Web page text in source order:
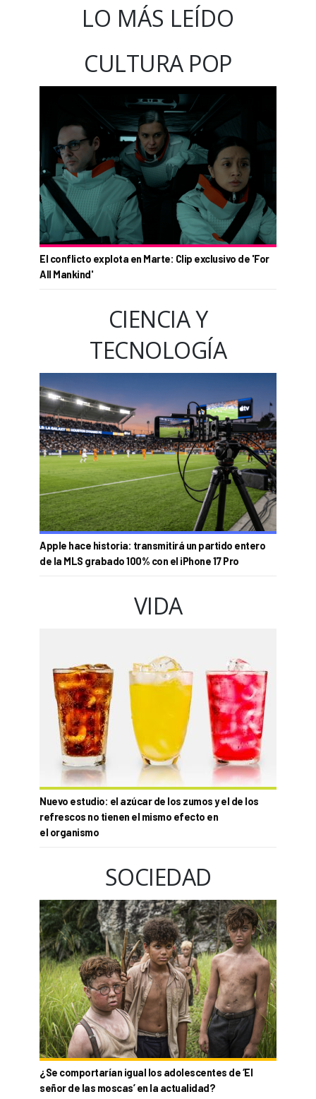
LO MÁS LEÍDO
CULTURA POP
El conflicto explota en Marte: Clip exclusivo de 'For
All Mankind'
CIENCIA Y
TECNOLOGÍA
Apple hace historia: transmitirá un partido entero
de la MLS grabado 100% con el iPhone 17 Pro
VIDA
Nuevo estudio: el azúcar de los zumos y el de los
refrescos no tienen el mismo efecto en
el organismo
SOCIEDAD
¿Se comportarían igual los adolescentes de ‘El
señor de las moscas’ en la actualidad?